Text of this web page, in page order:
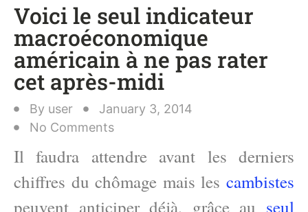
Voici le seul indicateur
macroéconomique
américain à ne pas rater
cet après-midi
By user
January 3, 2014
No Comments
Il faudra attendre avant les derniers
chiffres du chômage mais les cambistes
peuvent anticiper déjà, grâce au seul